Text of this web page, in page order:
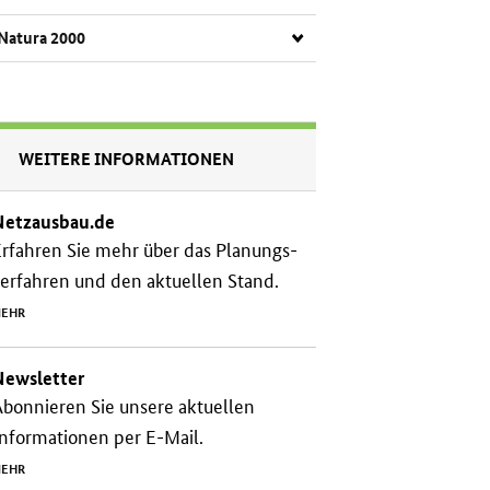
2000
WEITERE INFORMATIONEN
Sie mehr über das Planungs­
und den aktuellen Stand.
Sie unsere aktuellen
per E-Mail.